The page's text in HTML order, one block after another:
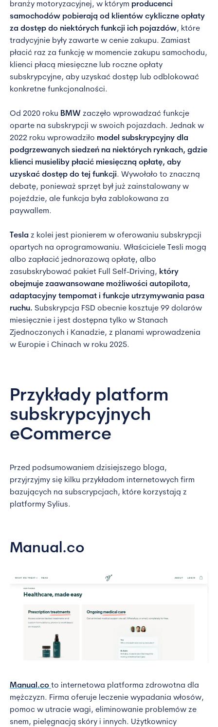
branży motoryzacyjnej, w którym producenci
samochodów pobierają od klientów cykliczne opłaty
za dostęp do niektórych funkcji ich pojazdów, które
tradycyjnie były zawarte w cenie zakupu. Zamiast
płacić raz za funkcję w momencie zakupu samochodu,
klienci płacą miesięczne lub roczne opłaty
subskrypcyjne, aby uzyskać dostęp lub odblokować
konkretne funkcjonalności.
Od 2020 roku BMW zaczęło wprowadzać funkcje
oparte na subskrypcji w swoich pojazdach. Jednak w
2022 roku wprowadziło model subskrypcyjny dla
podgrzewanych siedzeń na niektórych rynkach, gdzie
klienci musieliby płacić miesięczną opłatę, aby
uzyskać dostęp do tej funkcji. Wywołało to znaczną
debatę, ponieważ sprzęt był już zainstalowany w
pojeździe, ale funkcja była zablokowana za
paywallem.
Tesla z kolei jest pionierem w oferowaniu subskrypcji
opartych na oprogramowaniu. Właściciele Tesli mogą
albo zapłacić jednorazową opłatę, albo
zasubskrybować pakiet Full Self-Driving, który
obejmuje zaawansowane możliwości autopilota,
adaptacyjny tempomat i funkcje utrzymywania pasa
ruchu. Subskrypcja FSD obecnie kosztuje 99 dolarów
miesięcznie i jest dostępna tylko w Stanach
Zjednoczonych i Kanadzie, z planami wprowadzenia
w Europie i Chinach w roku 2025.
Przykłady platform
subskrypcyjnych
eCommerce
Przed podsumowaniem dzisiejszego bloga,
przyjrzyjmy się kilku przykładom internetowych firm
bazujących na subscrypcjach, które korzystają z
platformy Sylius.
Manual.co
Manual.co to internetowa platforma zdrowotna dla
mężczyzn. Firma oferuje leczenie wypadania włosów,
pomoc w utracie wagi, eliminowanie problemów ze
snem, pielęgnacją skóry i innych. Użytkownicy